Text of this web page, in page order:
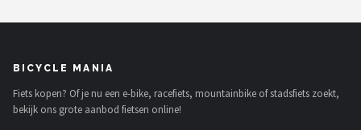
BICYCLE MANIA
Fiets kopen? Of je nu een e-bike, racefiets, mountainbike of stadsfiets zoekt,
bekijk ons grote aanbod fietsen online!